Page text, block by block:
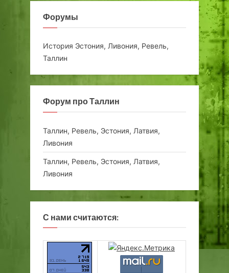
Форумы
История Эстония, Ливония, Ревель,
Таллин
Форум про Таллин
Таллин, Ревель, Эстония, Латвия,
Ливония
Таллин, Ревель, Эстония, Латвия,
Ливония
С нами считаются: